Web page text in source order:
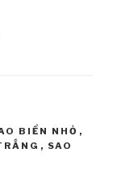
BIỂN NHỎ ,
, SAO